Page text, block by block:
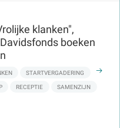
klanken",
boeken
STARTVERGADERING
RECEPTIE SAMENZIJN